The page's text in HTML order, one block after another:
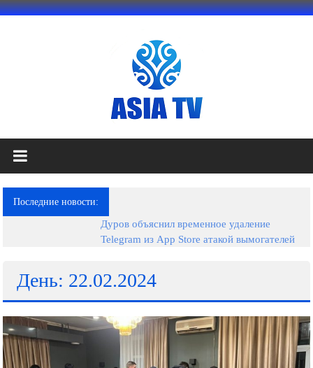
Перейти
АЗИЯ
ТВ
это
телеканал
фильмы,
музыкальные
рекламные
ролики
и
Последние новости:
Дуров объяснил временное удаление
Telegram из App Store атакой вымогателей
День: 22.02.2024